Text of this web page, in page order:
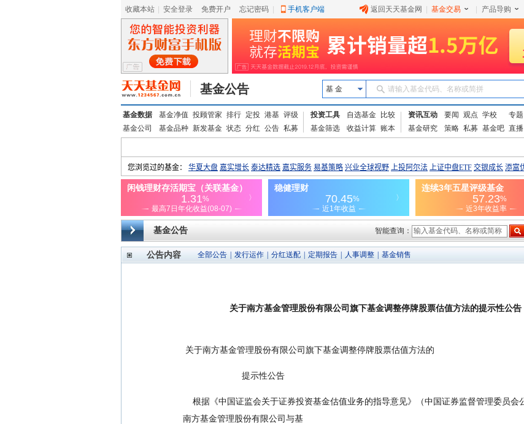
收藏本站 安全登录 免费开户 忘记密码 手机客户端 返回天天基金网 基金交易 产品导购
基金公告 基 金 请输入基金代码、名称或简拼
基金数据 基金净值 投顾管家 排行 定投 港基 评级
基金公司
基金品种 新发基金 状态 分红 公告 私募
投资工具 自选基金
比较
基金筛选
收益计算 账本
资讯互动 要闻 观点 学校
专题
基金研究
策略 私募 基金吧 直播
基金公告 智能查询：
公告内容 全部公告 发行运作 分红送配 定期报告 人事调整 基金销售
关于南方基金管理股份有限公司旗下基金调整停牌股票估值方法的提示性公告
关于南方基金管理股份有限公司旗下基金调整停牌股票估值方法的
                        提示性公告
南方基金管理股份有限公司与基